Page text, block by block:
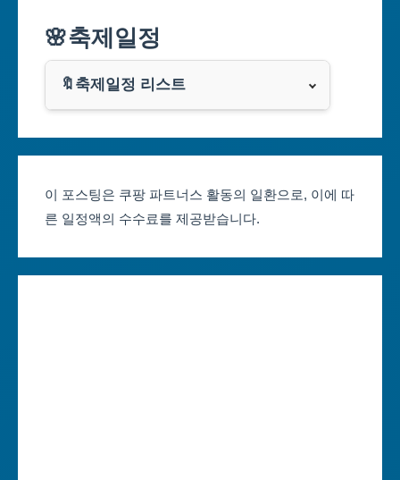
인천광역시
광주광역시
대전광역시
쿠팡
클룩
🌸축제일정
🔖축제일정 리스트
대구축제 일정
인천축제 일정
이 포스팅은 쿠팡 파트너스 활동의 일환으로, 이에 따
른 일정액의 수수료를 제공받습니다.